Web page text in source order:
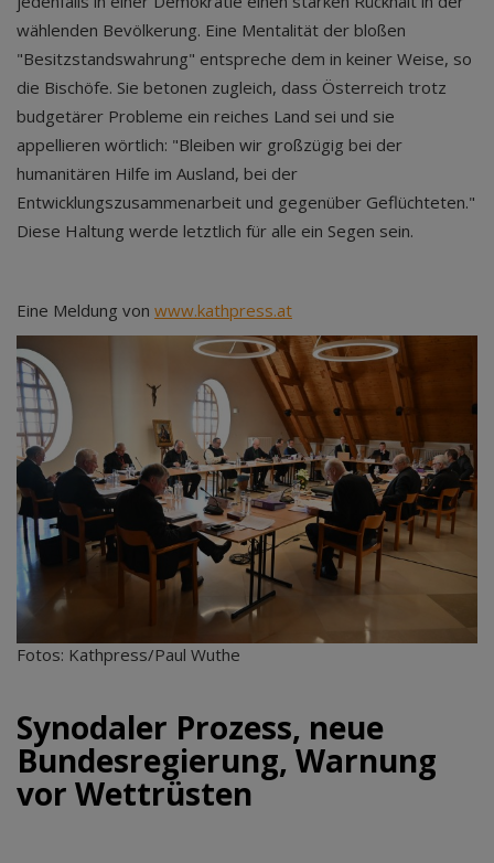
wählenden Bevölkerung. Eine Mentalität der bloßen
"Besitzstandswahrung" entspreche dem in keiner Weise, so
die Bischöfe. Sie betonen zugleich, dass Österreich trotz
budgetärer Probleme ein reiches Land sei und sie
appellieren wörtlich: "Bleiben wir großzügig bei der
humanitären Hilfe im Ausland, bei der
Entwicklungszusammenarbeit und gegenüber Geflüchteten."
Diese Haltung werde letztlich für alle ein Segen sein.
Eine Meldung von www.kathpress.at
Fotos: Kathpress/Paul Wuthe
Synodaler Prozess, neue
Bundesregierung, Warnung
vor Wettrüsten